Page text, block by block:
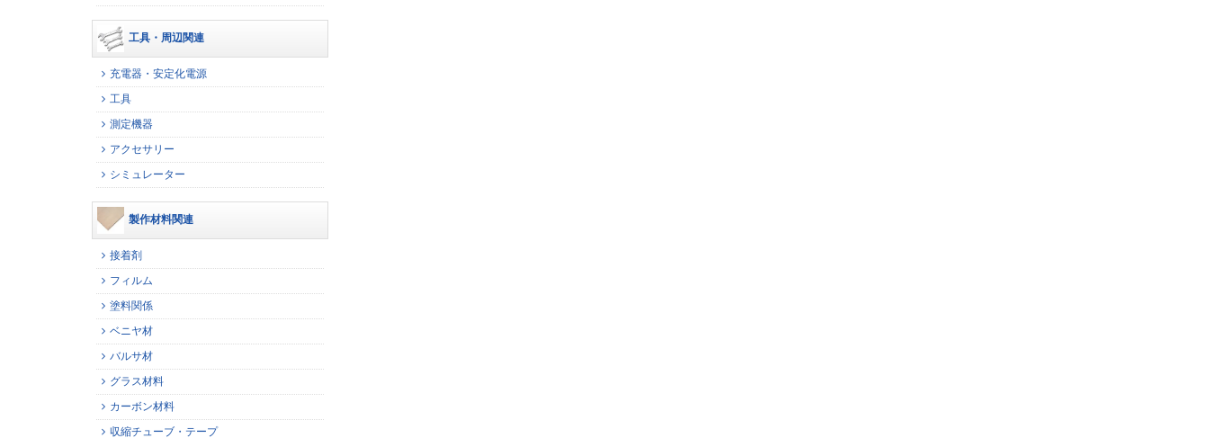
工具・周辺関連
充電器・安定化電源
工具
測定機器
アクセサリー
シミュレーター
製作材料関連
接着剤
フィルム
塗料関係
ベニヤ材
バルサ材
グラス材料
カーボン材料
収縮チューブ・テープ